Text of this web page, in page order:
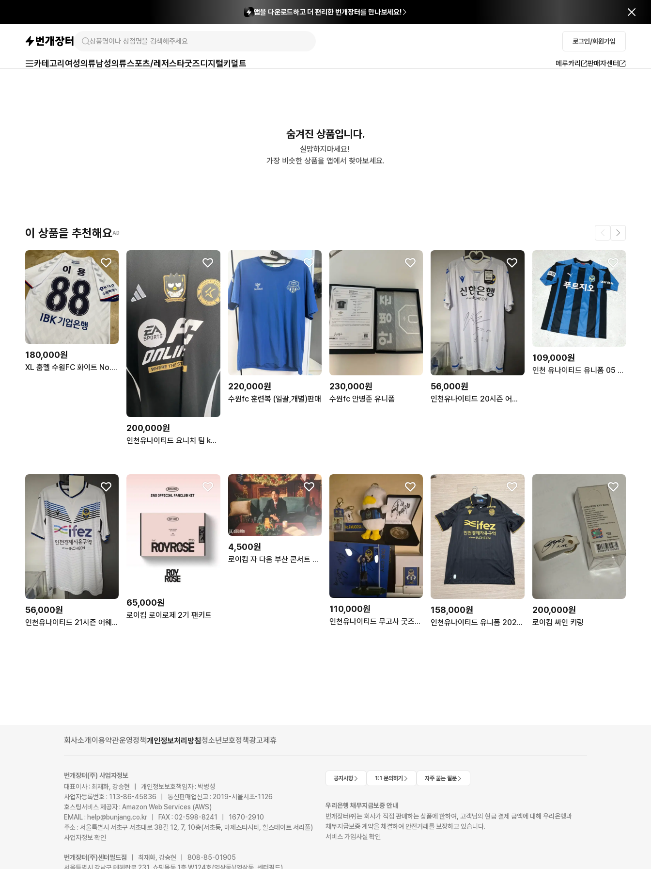
앱을 다운로드하고 더 편리한 번개장터를 만나보세요!
로그인/회원가입
카테고리 여성의류남성의류스포츠/레저스타굿즈디지털키덜트 메루카리 판매자센터
숨겨진 상품입니다.
실망하지마세요!
가장 비슷한 상품을 앱에서 찾아보세요.
이 상품을 추천해요AD
180,000원
XL 훔멜 수원FC 화이트 No.88 이용 사인 유니폼
200,000원
인천유나이티드 요니치 팀 k리그 올스타전 유니폼
220,000원
수원fc 훈련복 (일괄,개별)판매
230,000원
수원fc 안병준 유니폼
56,000원
인천유나이티드 20시즌 어웨이 김호남 XL
109,000원
인천 유나이티드 유니폼 05 공식 오피셜
56,000원
인천유나이티드 21시즌 어웨이 오재석 L
65,000원
로이킴 로이로제 2기 팬키트
4,500원
로이킴 자 다음 부산 콘서트 엽서
110,000원
인천유나이티드 무고사 굿즈&20주년 연보 일괄로팝니다
158,000원
인천유나이티드 유니폼 2025 스페셜 킷 유니폼 제르소
200,000원
로이킴 싸인 키링
회사소개 이용약관운영정책개인정보처리방침청소년보호정책광고제휴
번개장터(주) 사업자정보
대표이사 : 최재화, 강승현 | 개인정보보호책임자 : 박병성
사업자등록번호 : 113-86-45836 | 통신판매업신고 : 2019-서울서초-1126
호스팅서비스 제공자 : Amazon Web Services (AWS)
EMAIL : help@bunjang.co.kr | FAX : 02-598-8241 | 1670-2910
주소 : 서울특별시 서초구 서초대로 38길 12, 7, 10층(서초동, 마제스타시티, 힐스테이트 서리풀)
사업자정보 확인
번개장터(주)센터필드점
| 최재화, 강승현 | 808-85-01905
공지사항 1:1 문의하기 자주 묻는 질문
우리은행 채무지급보증 안내
번개장터㈜는 회사가 직접 판매하는 상품에 한하여, 고객님의 현금 결제 금액에 대해 우리은행과
채무지급보증 계약을 체결하여 안전거래를 보장하고 있습니다.
서비스 가입사실 확인